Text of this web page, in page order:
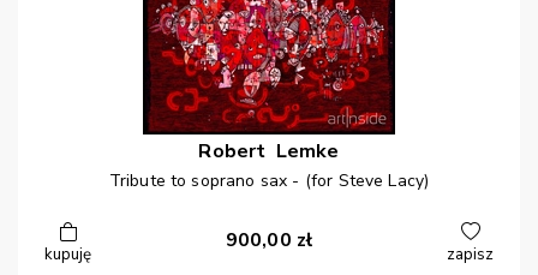
Robert Lemke
Tribute to soprano sax - (for Steve Lacy)
kupuję
900,00 zł
zapisz